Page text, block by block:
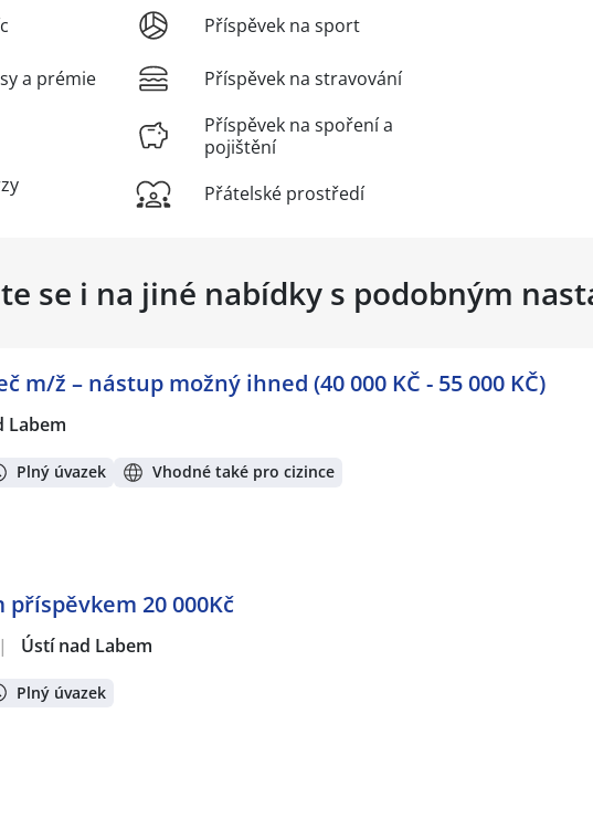
a prémie
Příspěvek na sport
Příspěvek na stravování
Příspěvek na spoření a
pojištění
Přátelské prostředí
se i na jiné nabídky s podobným
m/ž – nástup možný ihned (40 000 KČ - 55 000 KČ)
Labem
Plný úvazek Vhodné také pro cizince
20 000Kč
| Ústí nad Labem
Plný úvazek